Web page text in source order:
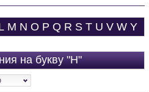
M N O P Q R S T U V W Y
на букву "H"